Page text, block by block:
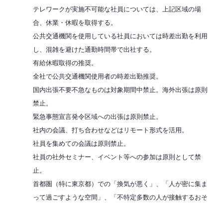
テレワークが実施不可能な社員については、上記区域の場
合、休業・休暇を取得する。
公共交通機関を使用している社員においては時差出勤を利用
し、混雑を避けた通勤時間帯で出社する。
有給休暇取得の推奨。
全社で公共交通機関使用者の時差出勤推奨。
国内出張不要不急なものは対象期間中禁止。海外出張は原則
禁止。
緊急事態宣言発令区域への出張は原則禁止。
社内の会議、打ち合わせなどはリモート形式を活用。
社員を集めての会議は原則禁止。
社員の社外セミナー、イベント等への参加は原則として禁
止。
首都圏（特に東京都）での「換気が悪く」、「人が密に集ま
って過ごすような空間」、「不特定多数の人が接触するおそ